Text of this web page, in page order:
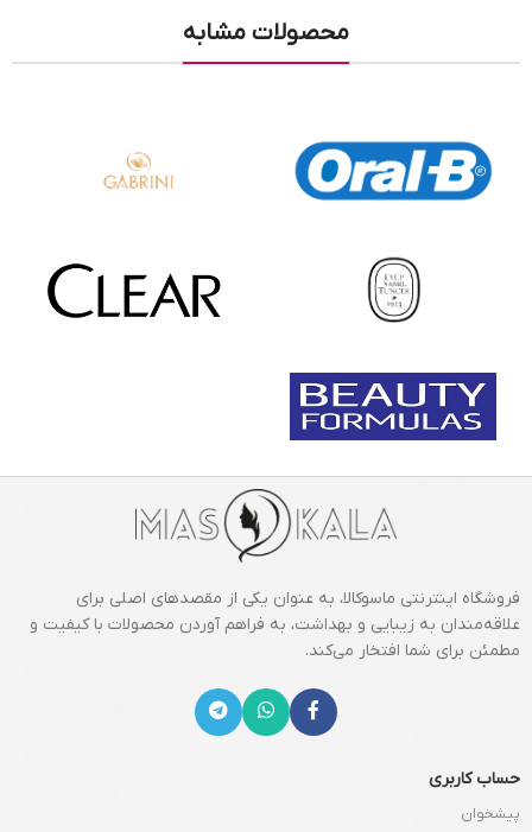
محصولات مشابه
فروشگاه اینترنتی ماسوکالا، به عنوان یکی از مقصدهای اصلی برای
علاقه‌مندان به زیبایی و بهداشت، به فراهم آوردن محصولات با کیفیت و
مطمئن برای شما افتخار می‌کند.
حساب کاربری
پیشخوان